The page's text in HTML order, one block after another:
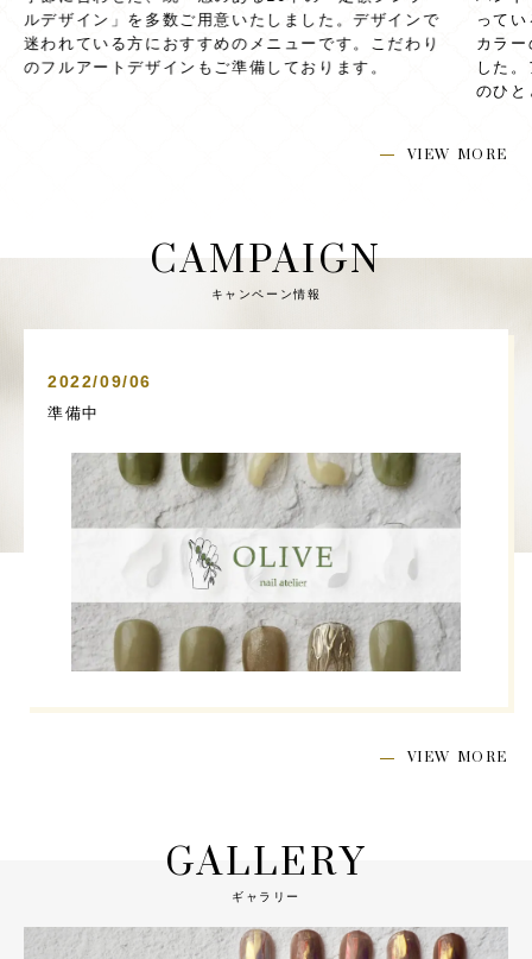
っている方の足元を、おしゃれに変身させます。ワン
カラーのデザインからフルアートまでご用意いたしま
した。アンティーク家具で揃えた贅沢空間で、癒やし
合わ
爪を
など
VIEW MORE
CAMPAIGN
キャンペーン情報
2022/09/06
準備中
VIEW MORE
GALLERY
ギャラリー